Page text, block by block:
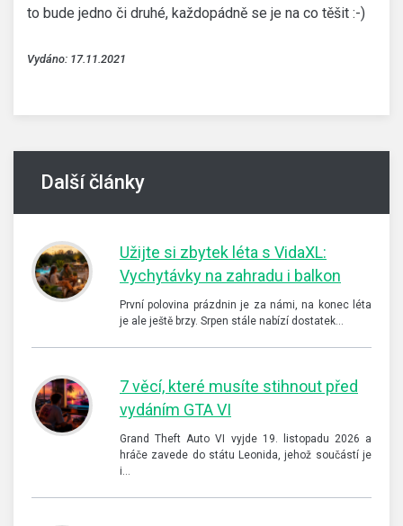
to bude jedno či druhé, každopádně se je na co těšit :-)
Vydáno: 17.11.2021
Další články
Užijte si zbytek léta s VidaXL:
Vychytávky na zahradu i balkon
První polovina prázdnin je za námi, na konec léta
je ale ještě brzy. Srpen stále nabízí dostatek…
7 věcí, které musíte stihnout před
vydáním GTA VI
Grand Theft Auto VI vyjde 19. listopadu 2026 a
hráče zavede do státu Leonida, jehož součástí je
i…